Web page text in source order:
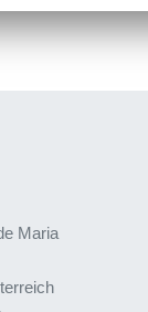
Maria